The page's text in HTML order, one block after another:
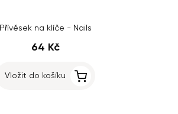
Přívěsek na klíče - Nails
64 Kč
Vložit do košíku